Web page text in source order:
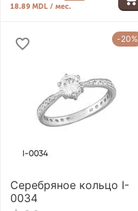
18.89 MDL / мес.
-20%
Серебряное кольцо I-
0034